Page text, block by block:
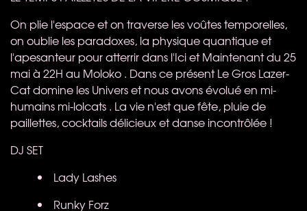
On plie l'espace et on traverse les voûtes temporelles,
on oublie les paradoxes, la physique quantique et
l'apesanteur pour atterrir dans l'Ici et Maintenant du 25
mai à 22H au Moloko . Dans ce présent Le Gros Lazer-
Cat domine les Univers et nous avons évolué en mi-
humains mi-lolcats . La vie n'est que fête, pluie de
paillettes, cocktails délicieux et danse incontrôlée !
DJ SET
Lady Lashes
Runky Forz